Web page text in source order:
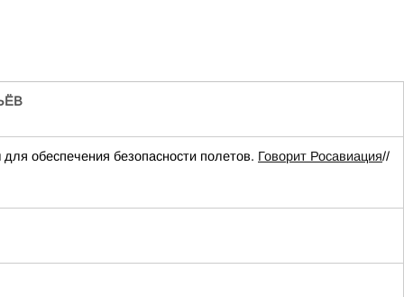
обеспечения безопасности полетов. Говорит Росавиация//